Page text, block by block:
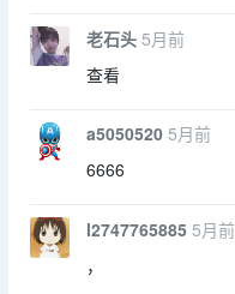
老石头 5月前
查看
a5050520 5月前
6666
l2747765885 5月前
，